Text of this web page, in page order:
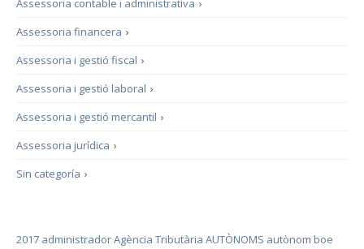
›
Assessoria contable i administrativa
›
Assessoria financera
›
Assessoria i gestió fiscal
›
Assessoria i gestió laboral
›
Assessoria i gestió mercantil
›
Assessoria jurídica
›
Sin categoría
2017 administradorAgència Tributària AUTÒNOMS autònom boe